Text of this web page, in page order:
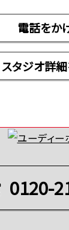
電話をか
スタジオ詳
0120-